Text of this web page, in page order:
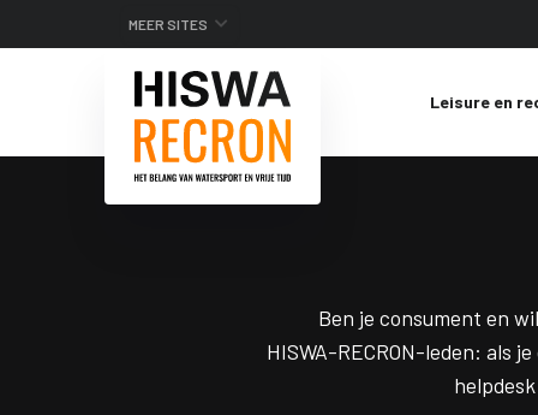
MEER SITES
Leisure en
Ben je consument en
HISWA-RECRON-leden: als